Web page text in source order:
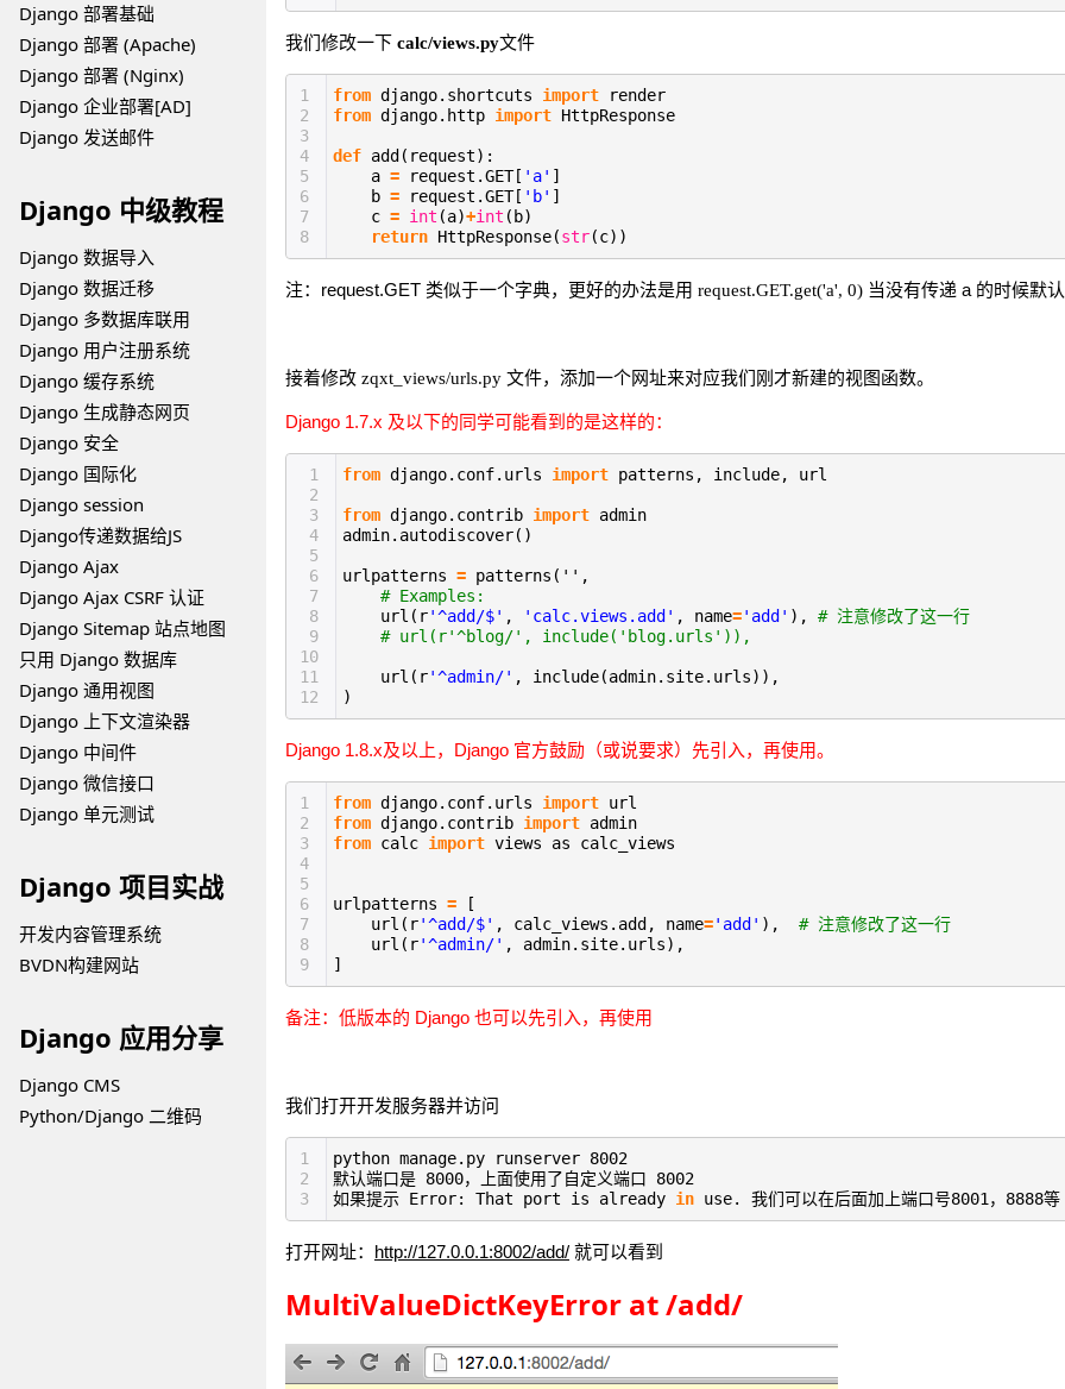
Django 部署基础
Django 部署 (Apache)
Django 部署 (Nginx)
Django 企业部署[AD]
Django 发送邮件
Django 中级教程
Django 数据导入
Django 数据迁移
Django 多数据库联用
Django 用户注册系统
Django 缓存系统
Django 生成静态网页
Django 安全
Django 国际化
Django session
Django传递数据给JS
Django Ajax
Django Ajax CSRF 认证
Django Sitemap 站点地图
只用 Django 数据库
Django 通用视图
Django 上下文渲染器
Django 中间件
Django 微信接口
Django 单元测试
Django 项目实战
开发内容管理系统
BVDN构建网站
Django 应用分享
Django CMS
Python/Django 二维码
我们修改一下 calc/views.py文件
1
2
3
4
5
6
7
8
from django.shortcuts import
render
from django.http import HttpResponse
def add(request):
a = request.GET[ 'a' ]
b = request.GET[ 'b' ]
c = int (a)+int (b)
return HttpResponse(str(c))
注：request.GET 类似于一个字典，更好的办法是用 request.GET.get('a', 0)当没有传递 a 的时候默
接着修改 zqxt_views/urls.py 文件，添加一个网址来对应我们刚才新建的视图函数。
Django 1.7.x 及以下的同学可能看到的是这样的：
1
2
3
4
5
6
7
8
9
10
11
12
from django.conf.urls import patterns, include, url
from django.contrib import admin
admin.autodiscover()
urlpatterns = patterns('',
# Examples:
url(r'^add/$' , 'calc.views.add' , name='add' ), # 注意修改了这一行
# url(r'^blog/', include('blog.urls')),
url(r'^admin/' , include(admin.site.urls)),
)
Django 1.8.x及以上，Django 官方鼓励（或说要求）先引入，再使用。
1
2
3
4
5
6
7
8
9
from django.conf.urls import url
from django.contrib import admin
from calc import views as calc_views
urlpatterns =
[
url(r'^add/$' , calc_views.add, name='add' ), # 注意修改了这一行
url(r'^admin/' , admin.site.urls),
]
备注：低版本的 Django 也可以先引入，再使用
我们打开开发服务器并访问
1
2
3
python manage.py runserver 8002
默认端口是 8000，上面使用了自定义端口 8002
如果提示 Error: That port is already in use. 我们可以在后面加上端口号8001，8888等
打开网址： http://127.0.0.1:8002/add/就可以看到
MultiValueDictKeyError at /add/